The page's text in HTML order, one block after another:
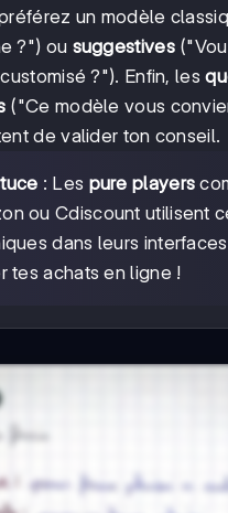
un modèle
?") ou suggestives
?"). Enfin, les
("Ce modèle vous
de valider ton conseil.
: Les pure players
ou Cdiscount utilisent
dans leurs
tes achats en ligne !